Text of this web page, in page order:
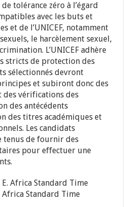
tolérance zéro à l’égard
avec les buts et
et de l’UNICEF, notamment
le harcèlement sexuel,
L’UNICEF adhère
stricts de protection des
sélectionnés devront
et subiront donc des
des vérifications des
des antécédents
des titres académiques et
Les candidats
tenus de fournir des
pour effectuer une
E. Africa Standard Time
Africa Standard Time